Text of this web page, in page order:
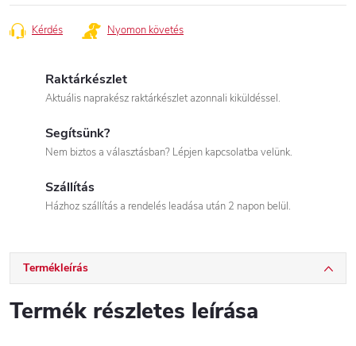
Kérdés Nyomon követés
Raktárkészlet
Aktuális naprakész raktárkészlet azonnali kiküldéssel.
Segítsünk?
Nem biztos a választásban? Lépjen kapcsolatba velünk.
Szállítás
Házhoz szállítás a rendelés leadása után 2 napon belül.
Termékleírás
Termék részletes leírása